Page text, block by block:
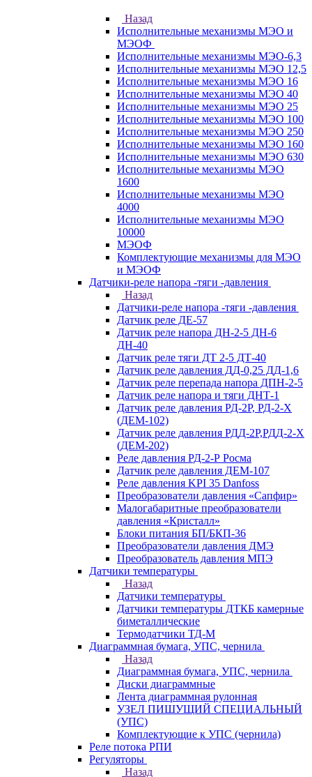
Назад
Исполнительные механизмы МЭО и
МЭОФ
Исполнительные механизмы МЭО-6,3
Исполнительные механизмы МЭО 12,5
Исполнительные механизмы МЭО 16
Исполнительные механизмы МЭО 40
Исполнительные механизмы МЭО 25
Исполнительные механизмы МЭО 100
Исполнительные механизмы МЭО 250
Исполнительные механизмы МЭО 160
Исполнительные механизмы МЭО 630
Исполнительные механизмы МЭО
1600
Исполнительные механизмы МЭО
4000
Исполнительные механизмы МЭО
10000
МЭОФ
Комплектующие механизмы для МЭО
и МЭОФ
Датчики-реле напора -тяги -давления
Назад
Датчики-реле напора -тяги -давления
Датчик реле ДЕ-57
Датчик реле напора ДН-2-5 ДН-6
ДН-40
Датчик реле тяги ДТ 2-5 ДТ-40
Датчик реле давления ДД-0,25 ДД-1,6
Датчик реле перепада напора ДПН-2-5
Датчик реле напора и тяги ДНТ-1
Датчик реле давления РД-2Р, РД-2-Х
(ДЕМ-102)
Датчик реле давления РДД-2Р,РДД-2-Х
(ДЕМ-202)
Реле давления РД-2-Р Росма
Датчик реле давления ДЕМ-107
Реле давления KPI 35 Danfoss
Преобразователи давления «Сапфир»
Малогабаритные преобразователи
давления «Кристалл»
Блоки питания БП/БКП-36
Преобразователи давления ДМЭ
Преобразователь давления МПЭ
Датчики температуры
Назад
Датчики температуры
Датчики температуры ДТКБ камерные
биметаллические
Термодатчики ТД-М
Диаграммная бумага, УПС, чернила
Назад
Диаграммная бумага, УПС, чернила
Диски диаграммные
Лента диаграммная рулонная
УЗЕЛ ПИШУЩИЙ СПЕЦИАЛЬНЫЙ
(УПС)
Комплектующие к УПС (чернила)
Реле потока РПИ
Регуляторы
Назад